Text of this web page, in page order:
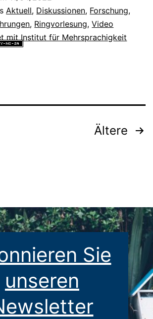
Aktuell, Diskussionen, Forschung,
, Ringvorlesung,Video
mit Institut für Mehrsprachigkeit
Ältere
Sie
unseren